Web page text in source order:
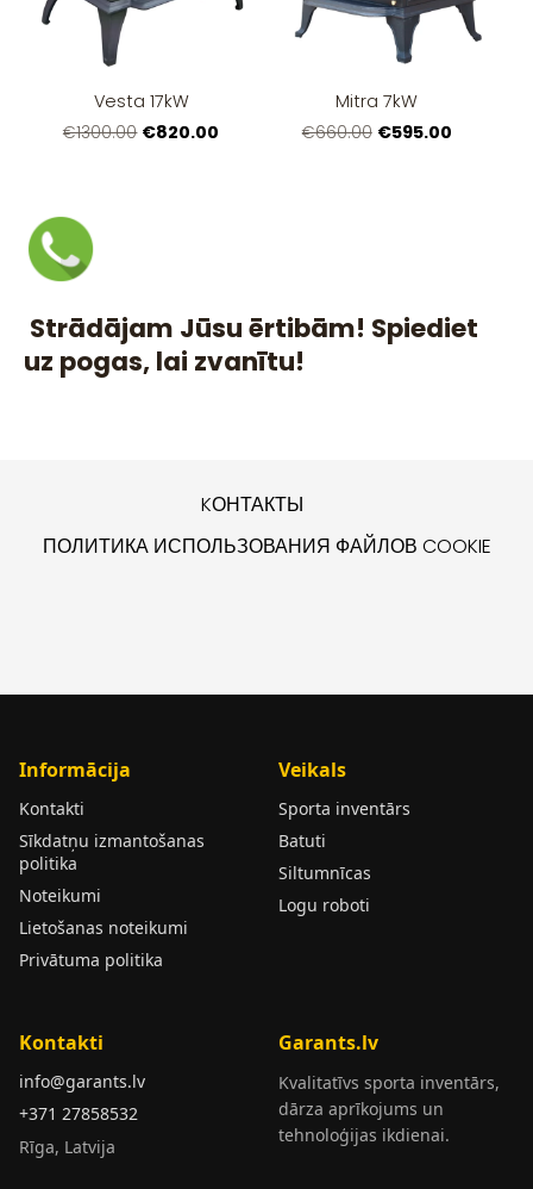
Strādājam Jūsu ērtibām! Spiediet
uz pogas, lai zvanītu!
Vesta 17kW
€1300.00 €820.00
Mitra 7kW
€660.00 €595.00
KОНТАКТЫ
ПОЛИТИКА ИСПОЛЬЗОВАНИЯ ФАЙЛОВ COOKIE
Informācija
Kontakti
Sīkdatņu izmantošanas
politika
Noteikumi
Lietošanas noteikumi
Privātuma politika
Veikals
Sporta inventārs
Batuti
Siltumnīcas
Logu roboti
Kontakti
info@garants.lv
+371 27858532
Rīga, Latvija
Garants.lv
Kvalitatīvs sporta inventārs,
dārza aprīkojums un
tehnoloģijas ikdienai.